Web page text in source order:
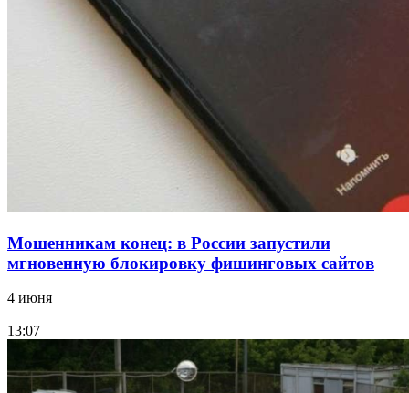
Волгоградские компании нарастили экспорт:
заключены контракты на 3,6 млн долларов
Мошенникам конец: в России запустили
мгновенную блокировку фишинговых сайтов
4 июня
13:07